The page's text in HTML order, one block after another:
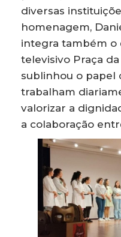
diversas
homenagem,
integra também o
televisivo Praça da
sublinhou o papel
trabalham
valorizar a
a colaboração